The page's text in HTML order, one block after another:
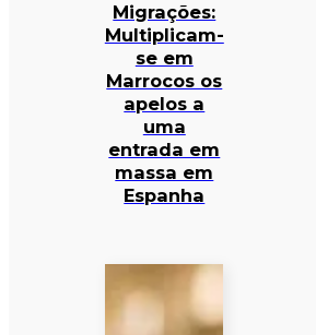
Migrações:
Multiplicam-
se em
Marrocos os
apelos a
uma
entrada em
massa em
Espanha